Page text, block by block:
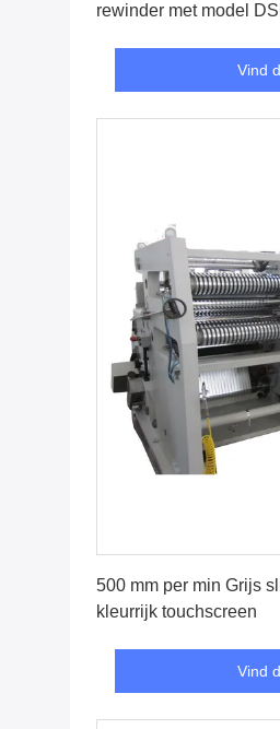
rewinder met model
Vind
500 mm per min Grijs
kleurrijk touchscreen
Vind